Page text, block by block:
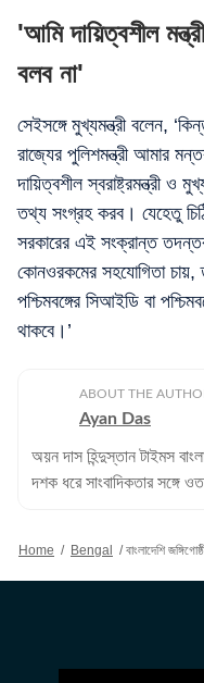
'আমি দায়িত্বশীল
বলব না'
সেইসঙ্গে মুখ্যমন্ত্রী বলেন,
রাজ্যের পুলিশমন্ত্রী আমার
দায়িত্বশীল স্বরাষ্ট্রমন্ত্রী ও
তথ্য সংগ্রহ করব। যেহেতু
সরকারের এই সংক্রান্ত
কোনওরকমের সহযোগিতা চায়,
পশ্চিমবঙ্গের সিআইডি বা
থাকবে।’
ABOUT THE
Ayan Das
অয়ন দাস হিন্দুস্তান টাইমস
দশক ধরে সাংবাদিকতার সঙ্গে
মেট্রো, আবহাওয়া, খেলাধুলোর
(সিএবি), স্পোর্টসকিডার মতো
অয়নের পেশাদার জীবনের
Home / Bengal / বাংলাদেশি